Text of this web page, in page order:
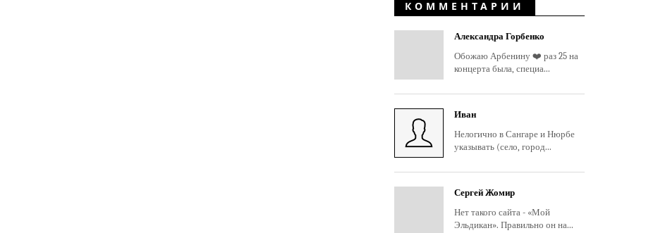
КОММЕНТАРИИ
Александра Горбенко
Обожаю Арбенину ❤️ раз 25 на
концерта была, специа...
Иван
Нелогично в Сангаре и Нюрбе
указывать (село, город...
Сергей Жомир
Нет такого сайта - «Мой
Эльдикан». Правильно он на...